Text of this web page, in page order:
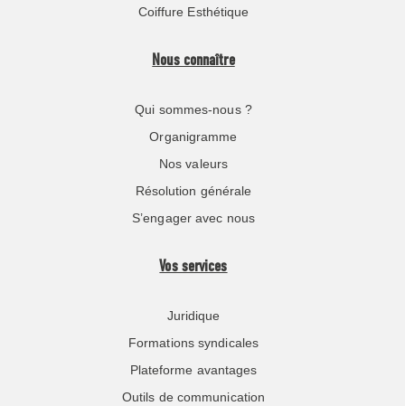
Coiffure Esthétique
Nous connaître
Qui sommes-nous ?
Organigramme
Nos valeurs
Résolution générale
S’engager avec nous
Vos services
Juridique
Formations syndicales
Plateforme avantages
Outils de communication